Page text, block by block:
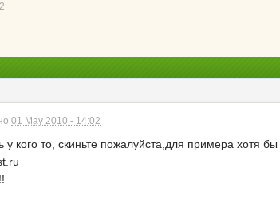
01 May 2010 - 14:02
у кого то, скиньте пожалуйста,для примера хотя бы